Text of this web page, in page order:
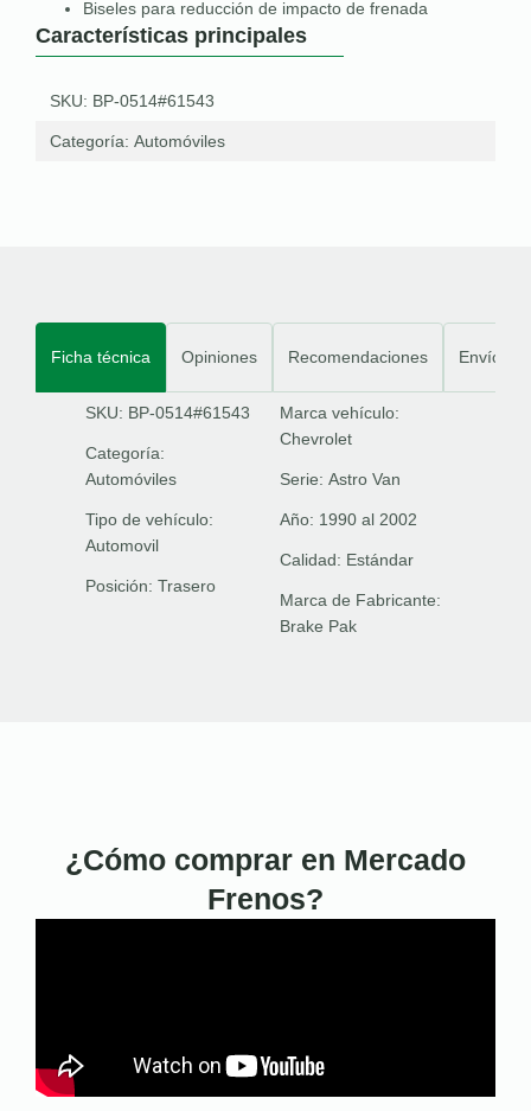
Biseles para reducción de impacto de frenada
Características principales
SKU: BP-0514#61543
Categoría: Automóviles
Ficha técnica Opiniones Recomendaciones Envíos
SKU: BP-0514#61543
Categoría:
Automóviles
Tipo de vehículo:
Automovil
Posición: Trasero
Marca vehículo:
Chevrolet
Serie: Astro Van
Año: 1990 al 2002
Calidad: Estándar
Marca de Fabricante:
Brake Pak
¿Cómo comprar en Mercado
Frenos?